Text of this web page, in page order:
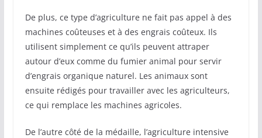
De plus, ce type d’agriculture ne fait pas appel à des
machines coûteuses et à des engrais coûteux. Ils
utilisent simplement ce qu’ils peuvent attraper
autour d’eux comme du fumier animal pour servir
d’engrais organique naturel. Les animaux sont
ensuite rédigés pour travailler avec les agriculteurs,
ce qui remplace les machines agricoles.
De l’autre côté de la médaille, l’agriculture intensive